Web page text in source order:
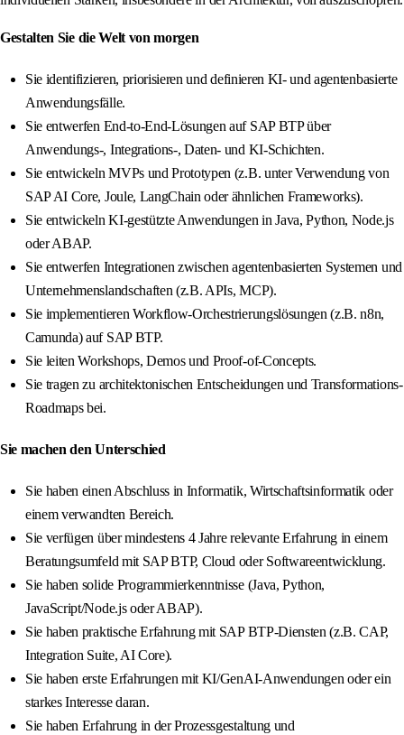
Gestalten Sie die Welt von morgen
Sie identifizieren, priorisieren und definieren KI- und agentenbasierte
Anwendungsfälle.
Sie entwerfen End-to-End-Lösungen auf SAP BTP über
Anwendungs-, Integrations-, Daten- und KI-Schichten.
Sie entwickeln MVPs und Prototypen (z.B. unter Verwendung von
SAP AI Core, Joule, LangChain oder ähnlichen Frameworks).
Sie entwickeln KI-gestützte Anwendungen in Java, Python, Node.js
oder ABAP.
Sie entwerfen Integrationen zwischen agentenbasierten Systemen und
Unternehmenslandschaften (z.B. APIs, MCP).
Sie implementieren Workflow-Orchestrierungslösungen (z.B. n8n,
Camunda) auf SAP BTP.
Sie leiten Workshops, Demos und Proof-of-Concepts.
Sie tragen zu architektonischen Entscheidungen und Transformations-
Roadmaps bei.
Sie machen den Unterschied
Sie haben einen Abschluss in Informatik, Wirtschaftsinformatik oder
einem verwandten Bereich.
Sie verfügen über mindestens 4 Jahre relevante Erfahrung in einem
Beratungsumfeld mit SAP BTP, Cloud oder Softwareentwicklung.
Sie haben solide Programmierkenntnisse (Java, Python,
JavaScript/Node.js oder ABAP).
Sie haben praktische Erfahrung mit SAP BTP-Diensten (z.B. CAP,
Integration Suite, AI Core).
Sie haben erste Erfahrungen mit KI/GenAI-Anwendungen oder ein
starkes Interesse daran.
Sie haben Erfahrung in der Prozessgestaltung und